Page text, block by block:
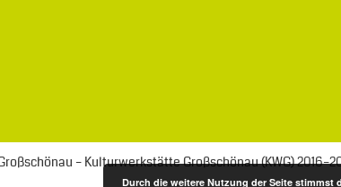
– Kulturwerkstätte Großschönau (KWG)
Durch die weitere Nutzung der Seite stimmst